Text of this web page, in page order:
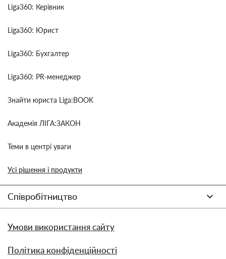
Liga360: Керівник
Liga360: Юрист
Liga360: Бухгалтер
Liga360: PR-менеджер
Знайти юриста Liga:BOOK
Академія ЛІГА:ЗАКОН
Теми в центрі уваги
Усі рішення і продукти
Співробітництво
Умови використання сайту
Політика конфіденційності